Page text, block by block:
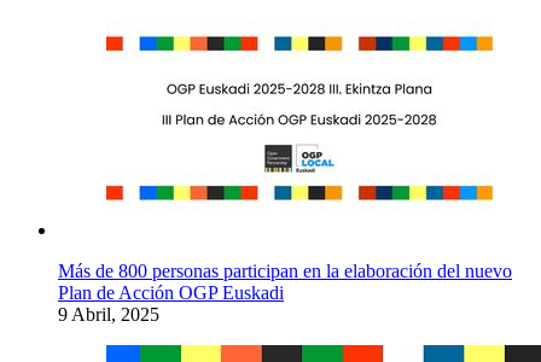
Más de 800 personas participan en la elaboración del nuevo
Plan de Acción OGP Euskadi
9 Abril, 2025